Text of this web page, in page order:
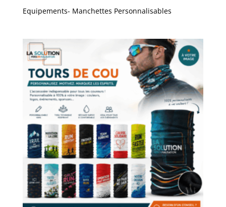
Equipements- Manchettes Personnalisables